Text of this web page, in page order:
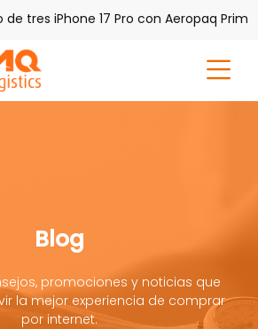
tres iPhone 17 Pro con Aeropaq Prime
Blog
promociones y noticias que
la mejor experiencia de comprar
por internet.